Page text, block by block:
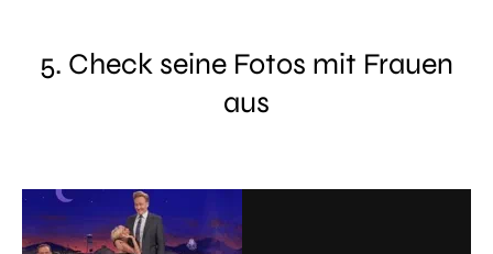
5. Check seine Fotos mit Frauen
aus